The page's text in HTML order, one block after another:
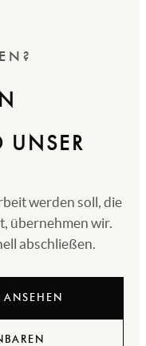
UNSER
werden soll, die
übernehmen wir.
abschließen.